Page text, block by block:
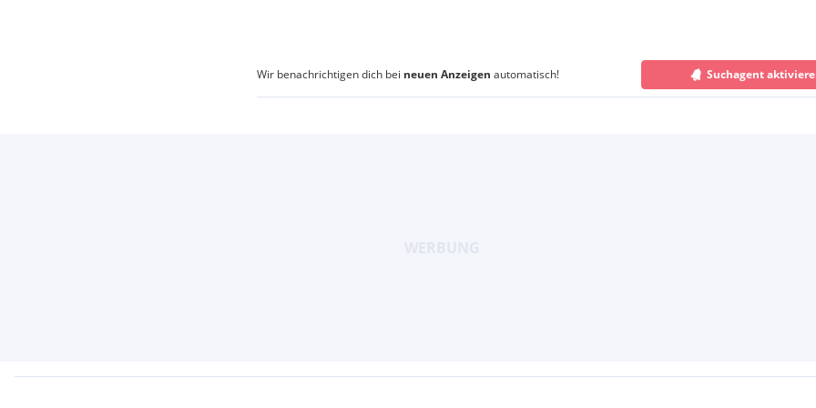
Wir benachrichtigen dich bei neuen Anzeigen automatisch! Suchagent